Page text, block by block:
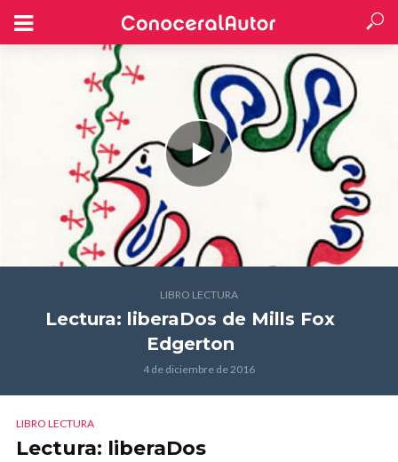
LIBRO LECTURA
Lectura: liberaDos de Mills Fox
Edgerton
4 de diciembre de 2016
LIBRO LECTURA
Lectura: liberaDos